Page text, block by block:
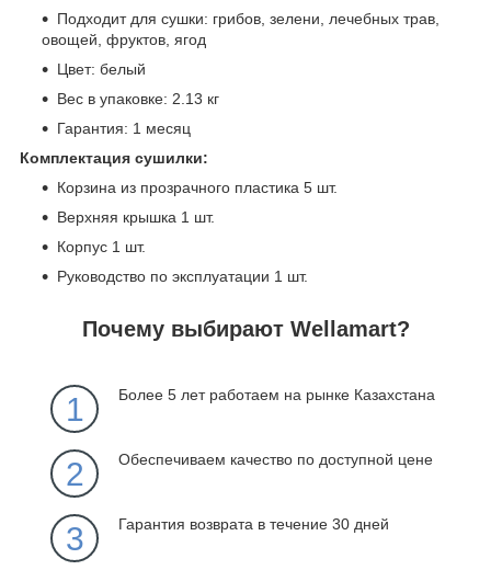
Подходит для сушки: грибов, зелени, лечебных трав,
овощей, фруктов, ягод
Цвет: белый
Вес в упаковке: 2.13 кг
Гарантия: 1 месяц
Комплектация сушилки:
Корзина из прозрачного пластика 5 шт.
Верхняя крышка 1 шт.
Корпус 1 шт.
Руководство по эксплуатации 1 шт.
Почему выбирают Wellamart?
1 Более 5 лет работаем на рынке Казахстана
2 Обеспечиваем качество по доступной цене
3 Гарантия возврата в течение 30 дней